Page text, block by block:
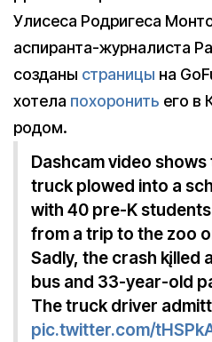
Улисеса Родригеса
аспиранта-журналиста
созданы страницы на
хотела похоронить его в
родом.
Dashcam video
truck plowed into a
with 40 pre-K
from a trip to the zoo
Sadly, the crash kįlled
bus and 33-year-old
The truck driver
pic.twitter.com/